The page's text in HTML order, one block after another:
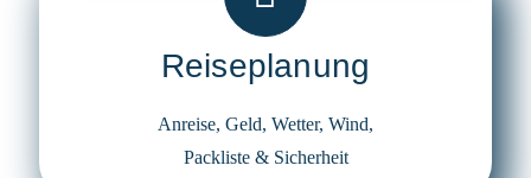
Reiseplanung
Anreise, Geld, Wetter, Wind,
Packliste & Sicherheit